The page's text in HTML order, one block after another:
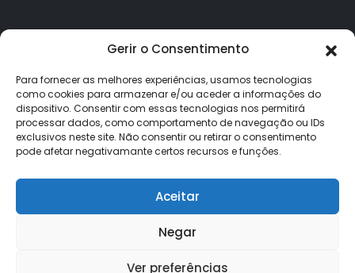
Gerir o Consentimento
Para fornecer as melhores experiências, usamos tecnologias
como cookies para armazenar e/ou aceder a informações do
dispositivo. Consentir com essas tecnologias nos permitirá
processar dados, como comportamento de navegação ou IDs
exclusivos neste site. Não consentir ou retirar o consentimento
pode afetar negativamante certos recursos e funções.
Aceitar
Negar
Ver preferências
A minha conta
A Minha Conta
Histórico de Pedidos
Lista de Desejos
Newsletter